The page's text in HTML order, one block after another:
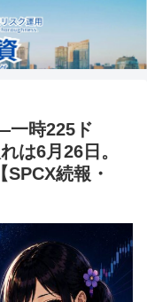
一時225ド
は6月26日。
続報・